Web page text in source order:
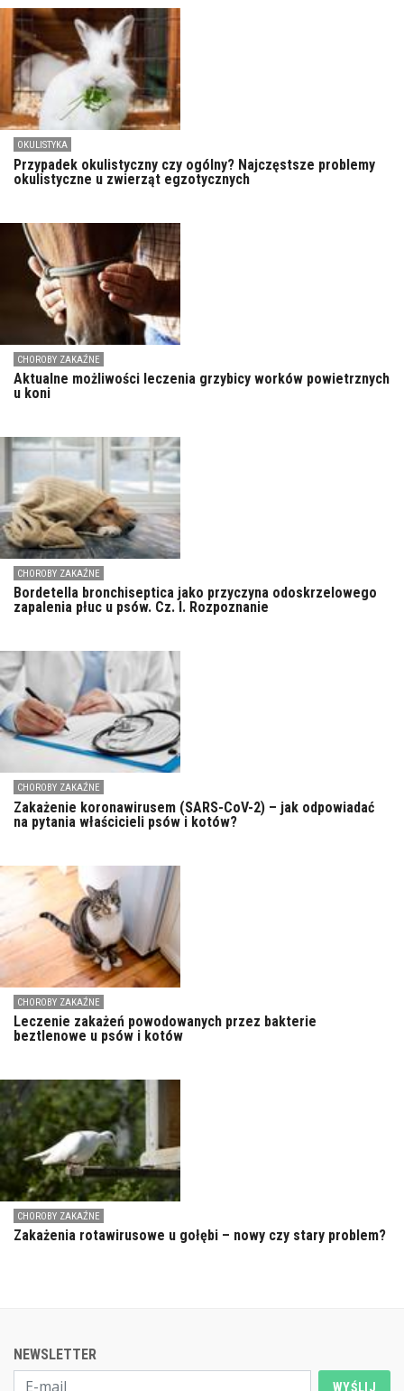
OKULISTYKA
Przypadek okulistyczny czy ogólny? Najczęstsze problemy
okulistyczne u zwierząt egzotycznych
CHOROBY ZAKAŹNE
Aktualne możliwości leczenia grzybicy worków powietrznych
u koni
CHOROBY ZAKAŹNE
Bordetella bronchiseptica jako przyczyna odoskrzelowego
zapalenia płuc u psów. Cz. I. Rozpoznanie
CHOROBY ZAKAŹNE
Zakażenie koronawirusem (SARS-CoV-2) – jak odpowiadać
na pytania właścicieli psów i kotów?
CHOROBY ZAKAŹNE
Leczenie zakażeń powodowanych przez bakterie
beztlenowe u psów i kotów
CHOROBY ZAKAŹNE
Zakażenia rotawirusowe u gołębi – nowy czy stary problem?
NEWSLETTER
WYŚLIJ